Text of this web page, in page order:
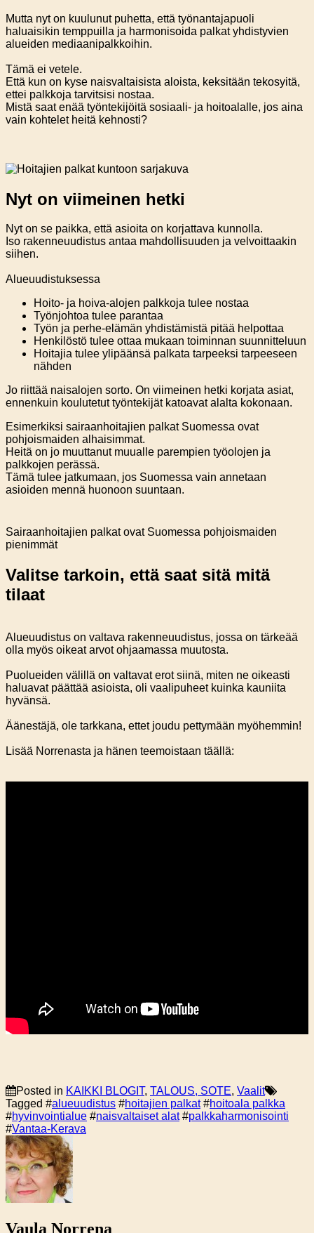
Mutta nyt on kuulunut puhetta, että työnantajapuoli
haluaisikin temppuilla ja harmonisoida palkat yhdistyvien
alueiden mediaanipalkkoihin.
Tämä ei vetele.
Että kun on kyse naisvaltaisista aloista, keksitään tekosyitä,
ettei palkkoja tarvitsisi nostaa.
Mistä saat enää työntekijöitä sosiaali- ja hoitoalalle, jos aina
vain kohtelet heitä kehnosti?
Nyt on viimeinen hetki
Nyt on se paikka, että asioita on korjattava kunnolla.
Iso rakenneuudistus antaa mahdollisuuden ja velvoittaakin
siihen.
Alueuudistuksessa
Hoito- ja hoiva-alojen palkkoja tulee nostaa
Työnjohtoa tulee parantaa
Työn ja perhe-elämän yhdistämistä pitää helpottaa
Henkilöstö tulee ottaa mukaan toiminnan suunnitteluun
Hoitajia tulee ylipäänsä palkata tarpeeksi tarpeeseen
nähden
Jo riittää naisalojen sorto. On viimeinen hetki korjata asiat,
ennenkuin koulutetut työntekijät katoavat alalta kokonaan.
Esimerkiksi sairaanhoitajien palkat Suomessa ovat
pohjoismaiden alhaisimmat.
Heitä on jo muuttanut muualle parempien työolojen ja
palkkojen perässä.
Tämä tulee jatkumaan, jos Suomessa vain annetaan
asioiden mennä huonoon suuntaan.
Sairaanhoitajien palkat ovat Suomessa pohjoismaiden
pienimmät
Valitse tarkoin, että saat sitä mitä
tilaat
Alueuudistus on valtava rakenneuudistus, jossa on tärkeää
olla myös oikeat arvot ohjaamassa muutosta.
Puolueiden välillä on valtavat erot siinä, miten ne oikeasti
haluavat päättää asioista, oli vaalipuheet kuinka kauniita
hyvänsä.
Äänestäjä, ole tarkkana, ettet joudu pettymään myöhemmin!
Lisää Norrenasta ja hänen teemoistaan täällä:
Posted in KAIKKI BLOGIT, TALOUS, SOTE, Vaalit
Tagged #alueuudistus #hoitajien palkat#hoitoala palkka
#hyvinvointialue #naisvaltaiset alat#palkkaharmonisointi
#Vantaa-Kerava
Vaula Norrena